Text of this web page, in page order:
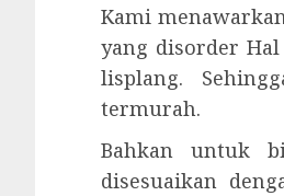
Kami
yang disorder
lisplang.
termurah.
Bahkan untuk
disesuaikan